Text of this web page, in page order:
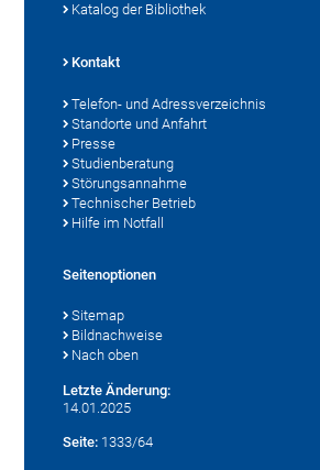
Katalog der Bibliothek
Kontakt
Telefon- und Adressverzeichnis
Standorte und Anfahrt
Presse
Studienberatung
Störungsannahme
Technischer Betrieb
Hilfe im Notfall
Seitenoptionen
Sitemap
Bildnachweise
Nach oben
Letzte Änderung:
14.01.2025
Seite: 1333/64